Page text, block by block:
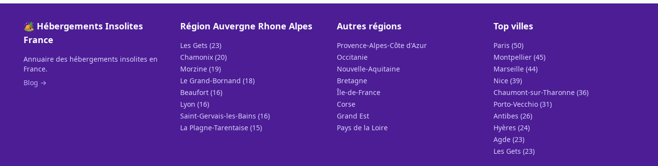
🏕️ Hébergements Insolites
France
Annuaire des hébergements insolites en
France.
Blog →
Région Auvergne Rhone Alpes
Les Gets (23)
Chamonix (20)
Morzine (19)
Le Grand-Bornand (18)
Beaufort (16)
Lyon (16)
Saint-Gervais-les-Bains (16)
La Plagne-Tarentaise (15)
Autres régions
Provence-Alpes-Côte d'Azur
Occitanie
Nouvelle-Aquitaine
Bretagne
Île-de-France
Corse
Grand Est
Pays de la Loire
Top villes
Paris (50)
Montpellier (45)
Marseille (44)
Nice (39)
Chaumont-sur-Tharonne (36)
Porto-Vecchio (31)
Antibes (26)
Hyères (24)
Agde (23)
Les Gets (23)